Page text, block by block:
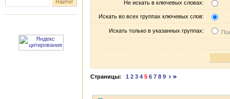
Не искать в ключевых словах:
Искать во всех группах ключевых слов:
Искать только в указанных группах:
Страницы: 1 2 3 4 5 6 7 8 9